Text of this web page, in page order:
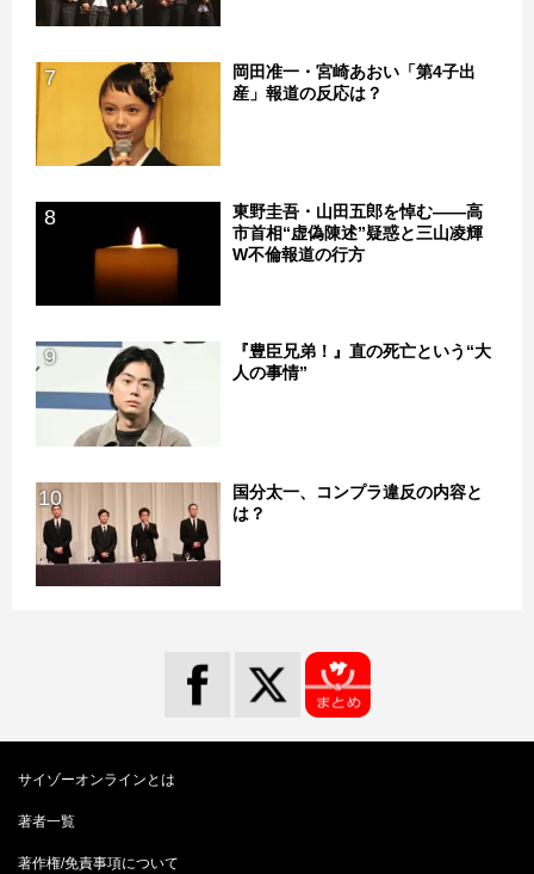
7
岡田准一・宮崎あおい「第4子出
産」報道の反応は？
8
東野圭吾・山田五郎を悼む――高
市首相“虚偽陳述”疑惑と三山凌輝
W不倫報道の行方
9
『豊臣兄弟！』直の死亡という“大
人の事情”
10
国分太一、コンプラ違反の内容と
は？
サイゾーオンラインとは
著者一覧
著作権/免責事項について